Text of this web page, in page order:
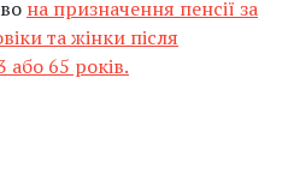
на призначення пенсії за
та жінки після
або 65 років.